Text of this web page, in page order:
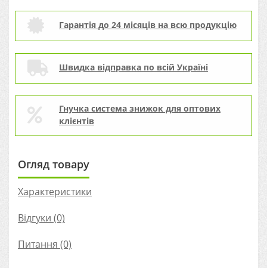
Гарантія до 24 місяців на всю продукцію
Швидка відправка по всій Україні
Гнучка система знижок для оптових
клієнтів
Огляд товару
Характеристики
Відгуки (0)
Питання (0)